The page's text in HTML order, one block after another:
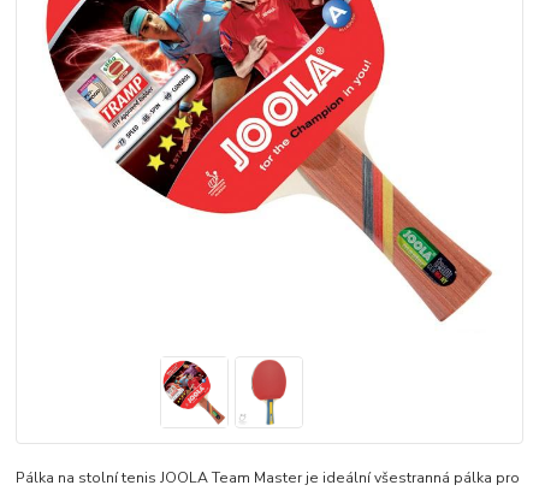
Pálka na stolní tenis JOOLA Team Master je ideální všestranná pálka pro